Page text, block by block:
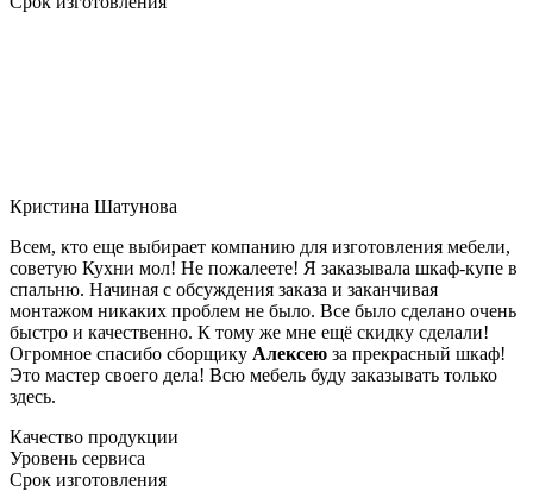
Кристина Шатунова
Всем, кто еще выбирает компанию для изготовления мебели,
советую Кухни мол! Не пожалеете! Я заказывала шкаф-купе в
спальню. Начиная с обсуждения заказа и заканчивая
монтажом никаких проблем не было. Все было сделано очень
быстро и качественно. К тому же мне ещё скидку сделали!
Огромное спасибо сборщику Алексею за прекрасный шкаф!
Это мастер своего дела! Всю мебель буду заказывать только
здесь.
Качество продукции
Уровень сервиса
Срок изготовления